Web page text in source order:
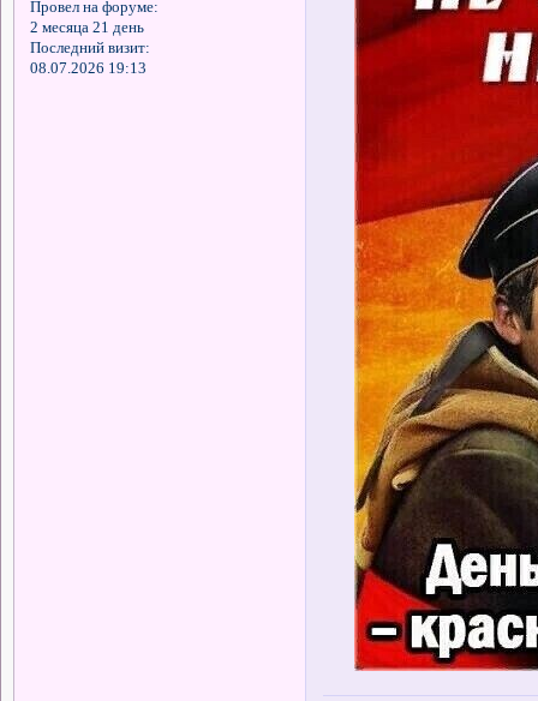
Провел на форуме:
2 месяца 21 день
Последний визит:
08.07.2026 19:13